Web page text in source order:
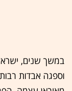
במשך שנים,
וספגה אבדות